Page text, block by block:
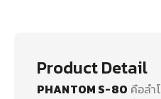
Product Detail
PHANTOM S-80 คือลำ